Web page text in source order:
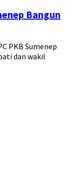
Bangun
PKB Sumenep
dan wakil